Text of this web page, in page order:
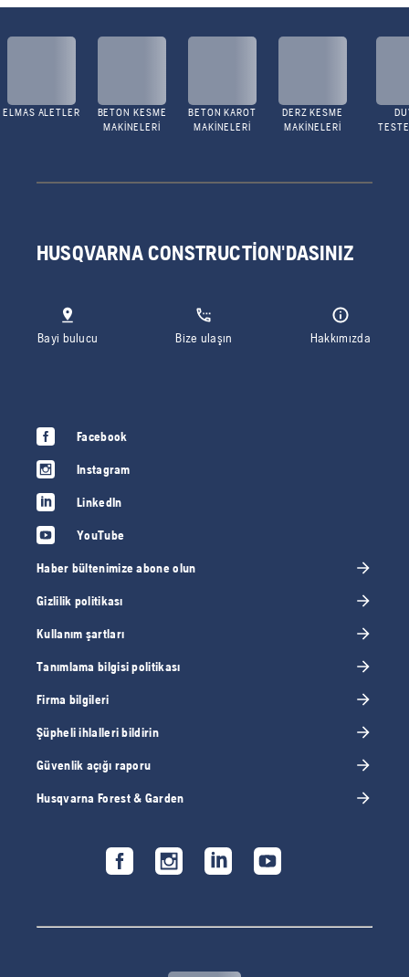
ELMAS ALETLER
BETON KESME
MAKINELERI
BETON KAROT
MAKINELERI
DERZ KESME
MAKINELERI
HUSQVARNA CONSTRUCTION'DASINIZ
Bayi bulucu Bize ulaşın Hakkımızda
Facebook
Instagram
LinkedIn
YouTube
Haber bültenimize abone olun
Gizlilik politikası
Kullanım şartları
Tanımlama bilgisi politikası
Firma bilgileri
Şüpheli ihlalleri bildirin
Güvenlik açığı raporu
Husqvarna Forest & Garden